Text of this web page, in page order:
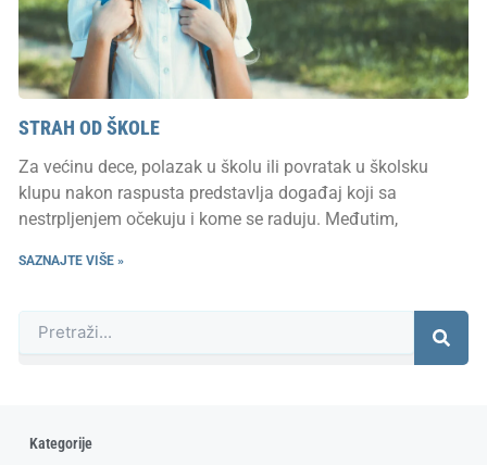
STRAH OD ŠKOLE
Za većinu dece, polazak u školu ili povratak u školsku
klupu nakon raspusta predstavlja događaj koji sa
nestrpljenjem očekuju i kome se raduju. Međutim,
SAZNAJTE VIŠE »
Kategorije